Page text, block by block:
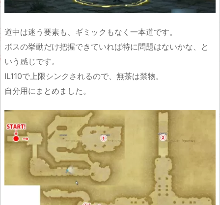
道中は迷う要素も、ギミックもなく一本道です。
ボスの挙動だけ把握できていれば特に問題はないかな、と
いう感じです。
IL110で上限シンクされるので、無茶は禁物。
自分用にまとめました。